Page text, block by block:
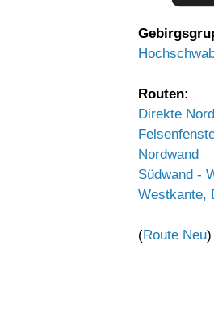
Routen:
Direkte
Nordwand
Südwand -
Westkante,
(Route Neu)